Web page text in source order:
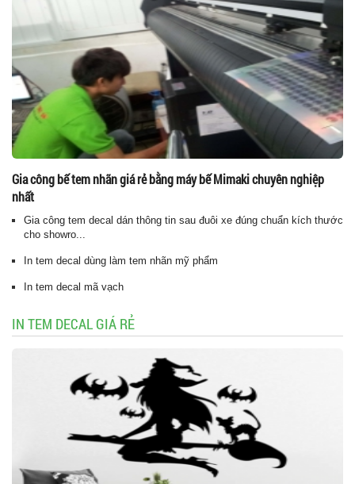
Gia công bế tem nhãn giá rẻ bằng máy bế Mimaki chuyên nghiệp
nhất
Gia công tem decal dán thông tin sau đuôi xe đúng chuẩn kích thước
cho showro...
In tem decal dùng làm tem nhãn mỹ phẩm
In tem decal mã vạch
IN TEM DECAL GIÁ RẺ